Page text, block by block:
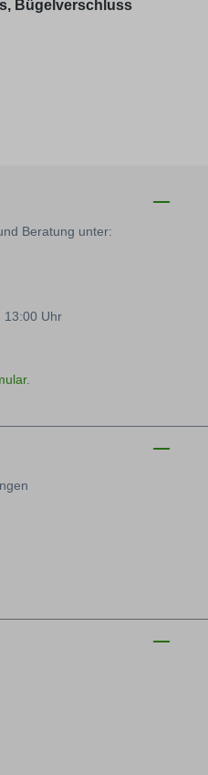
Bügelverschluss
Beratung unter:
13:00 Uhr
.